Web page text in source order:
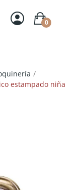
0
estampado niña